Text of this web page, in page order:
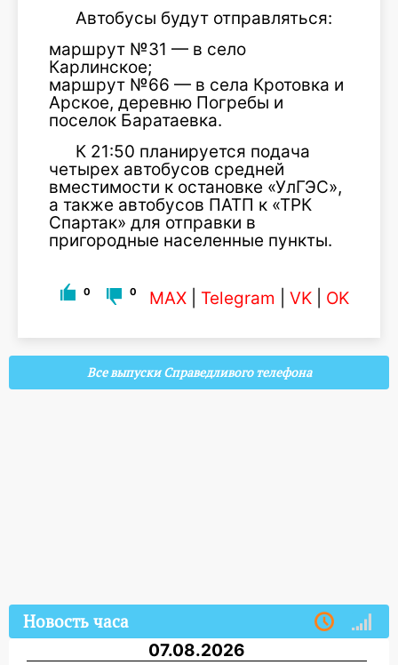
Автобусы будут отправляться:
маршрут №31 — в село
Карлинское;
маршрут №66 — в села Кротовка и
Арское, деревню Погребы и
поселок Баратаевка.
К 21:50 планируется подача
четырех автобусов средней
вместимости к остановке «УлГЭС»,
а также автобусов ПАТП к «ТРК
Спартак» для отправки в
пригородные населенные пункты.
0 0 MAX Telegram VK OK
Все выпуски Справедливого телефона
Новость часа
07.08.2026